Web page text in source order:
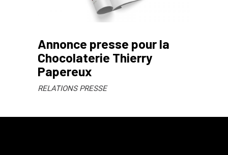
Annonce presse pour la
Chocolaterie Thierry
Papereux
RELATIONS PRESSE